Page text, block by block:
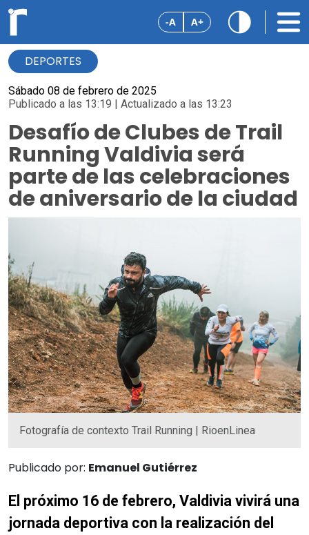
-A A+
DEPORTES
Sábado 08 de febrero de 2025
Publicado a las 13:19 | Actualizado a las 13:23
Desafío de Clubes de Trail
Running Valdivia será
parte de las celebraciones
de aniversario de la ciudad
Fotografía de contexto Trail Running | RioenLinea
Publicado por: Emanuel Gutiérrez
El próximo 16 de febrero, Valdivia vivirá una
jornada deportiva con la realización del